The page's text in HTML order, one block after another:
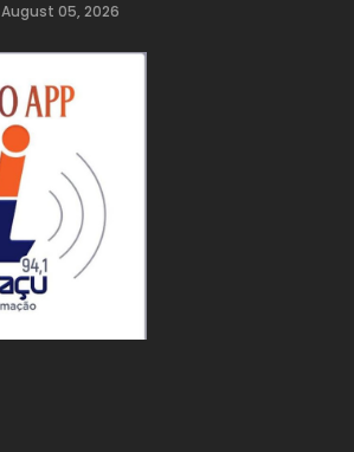
August 05, 2026